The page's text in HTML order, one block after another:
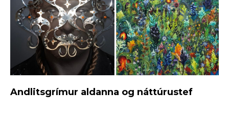
Andlitsgrímur aldanna og náttúrustef